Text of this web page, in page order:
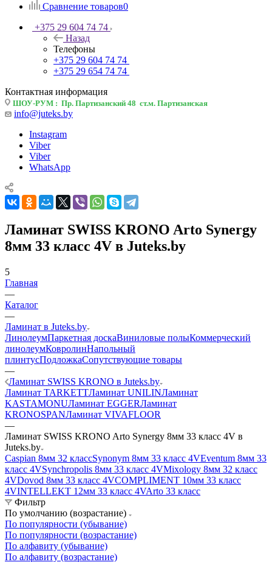
Сравнение товаров0
+375 29 604 74 74
Назад
Телефоны
+375 29 604 74 74
+375 29 654 74 74
Контактная информация
ШОУ-РУМ : Пр. Партизанский 48 ст.м. Партизанская
info@juteks.by
Instagram
Viber
Viber
WhatsApp
Ламинат SWISS KRONO Arto Synergy
8мм 33 класс 4V в Juteks.by
5
Главная
—
Каталог
—
Ламинат в Juteks.by
ЛинолеумПаркетная доскаВиниловые полыКоммерческий
линолеумКовролинНапольный
плинтусПодложкаСопутствующие товары
—
Ламинат SWISS KRONO в Juteks.by
Ламинат TARKETTЛаминат UNILINЛаминат
KASTAMONUЛаминат EGGERЛаминат
KRONOSPANЛаминат VIVAFLOOR
—
Ламинат SWISS KRONO Arto Synergy 8мм 33 класс 4V в
Juteks.by
Caspian 8мм 32 классSynonym 8мм 33 класс 4VEventum 8мм 33
класс 4VSynchropolis 8мм 33 класс 4VMixology 8мм 32 класс
4VDovod 8мм 33 класс 4VCOMPLIMENT 10мм 33 класс
4VINTELLEKT 12мм 33 класс 4VArto 33 класс
Фильтр
По умолчанию (возрастание)
По популярности (убывание)
По популярности (возрастание)
По алфавиту (убывание)
По алфавиту (возрастание)